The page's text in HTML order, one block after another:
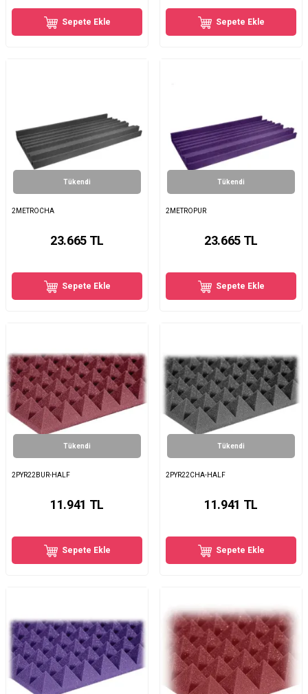
Sepete Ekle Sepete Ekle
Tükendi
2METROCHA
23.665TL
Sepete Ekle
Tükendi
2METROPUR
23.665TL
Sepete Ekle
Tükendi
2PYR22BUR-HALF
11.941 TL
Sepete Ekle
Tükendi
2PYR22CHA-HALF
11.941 TL
Sepete Ekle